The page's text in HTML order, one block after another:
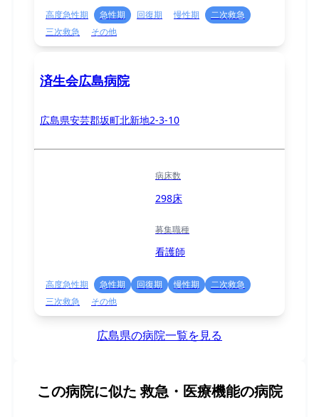
高度急性期 急性期 回復期 慢性期
二次救急
三次救急
その他
済生会広島病院
広島県安芸郡坂町北新地2-3-10
病床数
298床
募集職種
看護師
高度急性期 急性期 回復期 慢性期
二次救急
三次救急
その他
広島県の病院一覧を見る
この病院に似た 救急・医療機能の病院